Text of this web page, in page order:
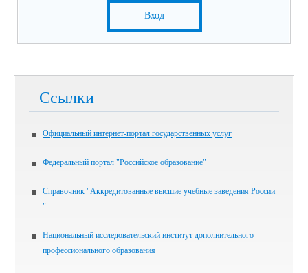
Вход
Ссылки
Официальный интернет-портал государственных услуг
Федеральный портал "Российское образование"
Справочник "Аккредитованные высшие учебные заведения России
"
Национальный исследовательский институт дополнительного
профессионального образования